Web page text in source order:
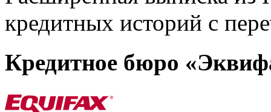
кредитных историй с
Кредитное бюро